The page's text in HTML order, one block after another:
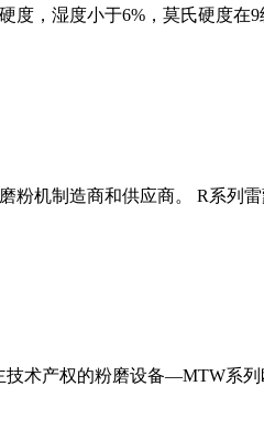
，湿度小于6%，莫氏硬度
机制造商和供应商。 R系列
术产权的粉磨设备—MTW系